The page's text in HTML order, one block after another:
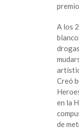
A los
Creó
en la
de